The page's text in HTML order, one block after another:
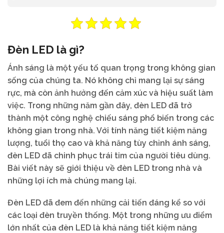
Đèn LED là gì?
Ánh sáng là một yếu tố quan trọng trong không gian
sống của chúng ta. Nó không chỉ mang lại sự sáng
rực, mà còn ảnh hưởng đến cảm xúc và hiệu suất làm
việc. Trong những năm gần đây, đèn LED đã trở
thành một công nghệ chiếu sáng phổ biến trong các
không gian trong nhà. Với tính năng tiết kiệm năng
lượng, tuổi thọ cao và khả năng tùy chỉnh ánh sáng,
đèn LED đã chinh phục trái tim của người tiêu dùng.
Bài viết này sẽ giới thiệu về đèn LED trong nhà và
những lợi ích mà chúng mang lại.
Đèn LED đã đem đến những cải tiến đáng kể so với
các loại đèn truyền thống. Một trong những ưu điểm
lớn nhất của đèn LED là khả năng tiết kiệm năng